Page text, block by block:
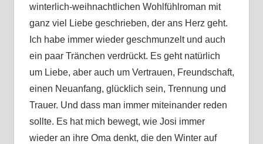
winterlich-weihnachtlichen Wohlfühlroman mit
ganz viel Liebe geschrieben, der ans Herz geht.
Ich habe immer wieder geschmunzelt und auch
ein paar Tränchen verdrückt. Es geht natürlich
um Liebe, aber auch um Vertrauen, Freundschaft,
einen Neuanfang, glücklich sein, Trennung und
Trauer. Und dass man immer miteinander reden
sollte. Es hat mich bewegt, wie Josi immer
wieder an ihre Oma denkt, die den Winter auf